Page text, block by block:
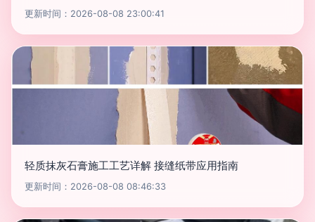
更新时间：2026-08-08 23:00:41
轻质抹灰石膏施工工艺详解 接缝纸带应用指南
更新时间：2026-08-08 08:46:33